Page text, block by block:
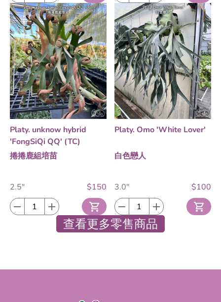
Platy. unknow hybrid
'FongSiQi QQ' (TC)
捲捲鹿組培苗
2.5" $150
Platy. Omo 'White Lover'
白色戀人
3.0" $100
查看更多零售商品